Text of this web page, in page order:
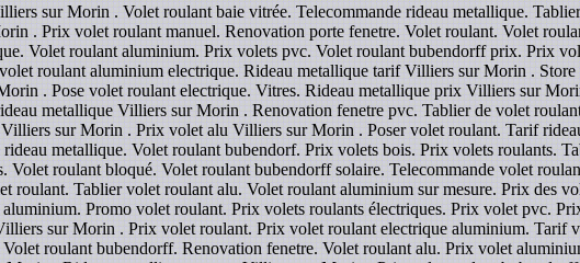
sur Morin . Volet roulant baie vitrée. Telecommande rideau metallique.
. Prix volet roulant manuel. Renovation porte fenetre. Volet roulant. Volet
Volet roulant aluminium. Prix volets pvc. Volet roulant bubendorff prix. Prix
roulant aluminium electrique. Rideau metallique tarif Villiers sur Morin .
. Pose volet roulant electrique. Vitres. Rideau metallique prix Villiers sur
metallique Villiers sur Morin . Renovation fenetre pvc. Tablier de volet
sur Morin . Prix volet alu Villiers sur Morin . Poser volet roulant. Tarif
metallique. Volet roulant bubendorf. Prix volets bois. Prix volets roulants.
Volet roulant bloqué. Volet roulant bubendorff solaire. Telecommande volet
roulant. Tablier volet roulant alu. Volet roulant aluminium sur mesure. Prix des
Promo volet roulant. Prix volets roulants électriques. Prix volet pvc.
sur Morin . Prix volet roulant. Prix volet roulant electrique aluminium. Tarif
roulant bubendorff. Renovation fenetre. Volet roulant alu. Prix volet